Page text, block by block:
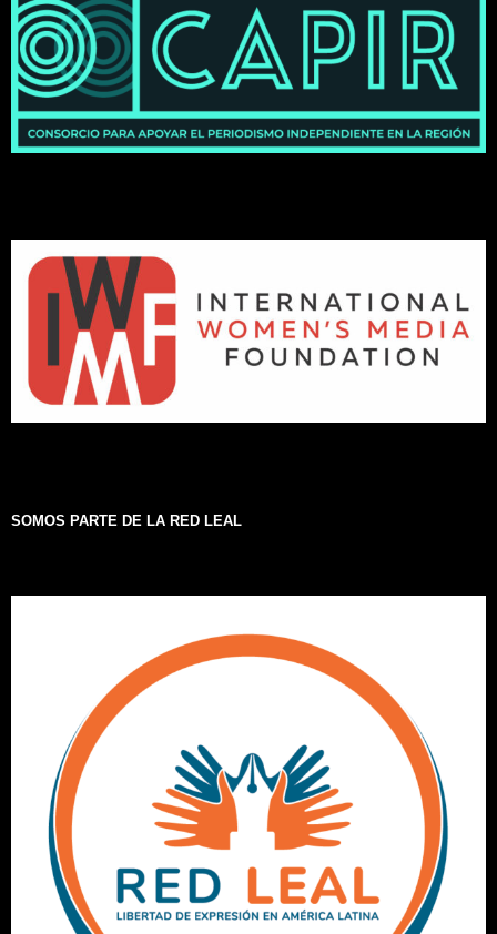
SOMOS PARTE DE LA RED LEAL